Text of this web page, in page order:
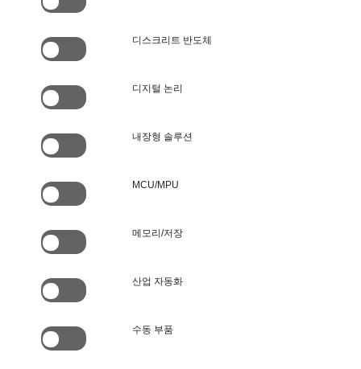
디스크리트 반도체
디지털 논리
내장형 솔루션
MCU/MPU
메모리/저장
산업 자동화
수동 부품